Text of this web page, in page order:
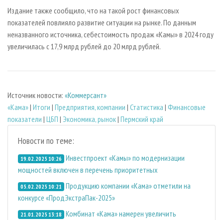
Издание также сообщило, что на такой рост финансовых
показателей повлияло развитие ситуации на рынке. По данным
неназванного источника, себестоимость продаж «Камы» в 2024 году
увеличилась с 17,9 млрд рублей до 20 млрд рублей.
Источник новости: «Коммерсант»
«Кама»| Итоги | Предприятия, компании | Статистика | Финансовые
показатели | ЦБП | Экономика, рынок| Пермский край
Новости по теме:
19.02.2025 10:26 Инвестпроект «Камы» по модернизации
мощностей включен в перечень приоритетных
05.02.2025 10:21 Продукцию компании «Кама» отметили на
конкурсе «ПродЭкстраПак-2025»
21.01.2025 13:18 Комбинат «Кама» намерен увеличить